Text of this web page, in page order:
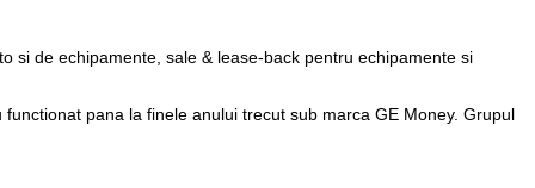
si de echipamente, sale & lease-back pentru echipamente si
pana la finele anului trecut sub marca GE Money. Grupul